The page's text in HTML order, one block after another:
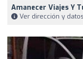
Amanecer Viajes Y
Ver dirección y